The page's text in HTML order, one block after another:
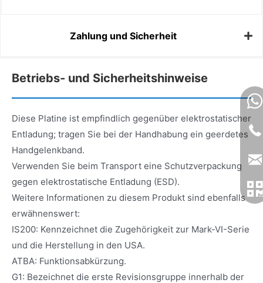
Zahlung und Sicherheit
Betriebs- und Sicherheitshinweise
Diese Platine ist empfindlich gegenüber elektrostatischer
Entladung; tragen Sie bei der Handhabung ein geerdetes
Handgelenkband.
Verwenden Sie beim Transport eine Schutzverpackung
gegen elektrostatische Entladung (ESD).
Weitere Informationen zu diesem Produkt sind ebenfalls
erwähnenswert:
IS200: Kennzeichnet die Zugehörigkeit zur Mark-VI-Serie
und die Herstellung in den USA.
ATBA: Funktionsabkürzung.
G1: Bezeichnet die erste Revisionsgruppe innerhalb der